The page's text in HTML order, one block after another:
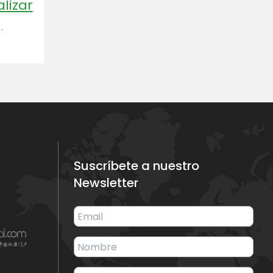
Suscríbete a nuestro
Newsletter